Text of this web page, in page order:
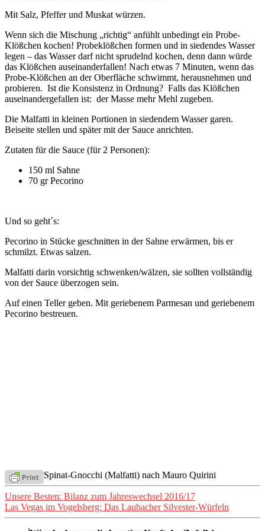
Mit Salz, Pfeffer und Muskat würzen.
Wenn sich die Mischung „richtig“ anfühlt unbedingt ein Probe-
Klößchen kochen! Probeklößchen formen und in siedendes Wasser
legen – das Wasser darf nicht sprudelnd kochen, denn dann würde
das Klößchen auseinanderfallen! Nach etwas 7 Minuten, wenn das
Probe-Klößchen an der Oberfläche schwimmt, herausnehmen und
probieren. Ist die Konsistenz in Ordnung? Falls das Klößchen
auseinandergefallen ist: der Masse mehr Mehl zugeben.
Die Malfatti in kleinen Portionen in siedendem Wasser garen.
Beiseite stellen und später mit der Sauce anrichten.
Zutaten für die Sauce (für 2 Personen):
150 ml Sahne
70 gr Pecorino
Und so geht´s:
Pecorino in Stücke geschnitten in der Sahne erwärmen, bis er
schmilzt. Etwas salzen.
Malfatti darin vorsichtig schwenken/wälzen, sie sollten vollständig
von der Sauce überzogen sein.
Auf einen Teller geben. Mit geriebenem Parmesan und geriebenem
Pecorino bestreuen.
Spinat-Gnocchi (Malfatti) nach Mauro Quirini
Beitragsnavigation
Unsere Besten: Bilanz zum Jahreswechsel 2016/17
Las Vegas im Vogelsberg: Das Laubacher Silvester-Würfeln